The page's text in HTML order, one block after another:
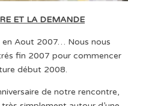
ET LA DEMANDE
en Aout 2007… Nous nous
fin 2007 pour commencer
début 2008.
de notre rencontre,